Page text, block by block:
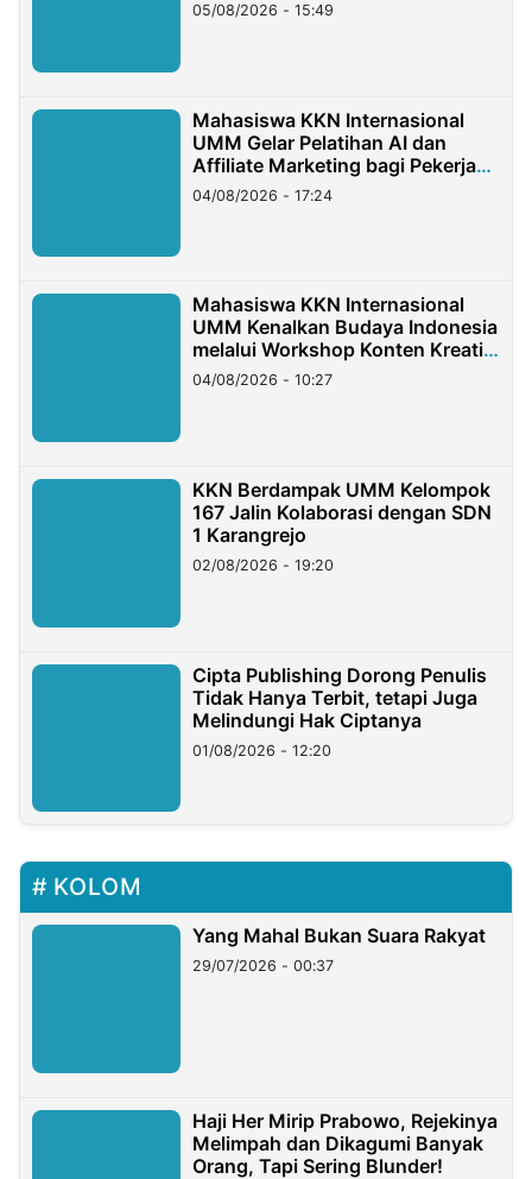
05/08/2026 - 15:49
Mahasiswa KKN Internasional
UMM Gelar Pelatihan AI dan
Affiliate Marketing bagi Pekerja
Migran Indonesia di Taiwan
04/08/2026 - 17:24
Mahasiswa KKN Internasional
UMM Kenalkan Budaya Indonesia
melalui Workshop Konten Kreatif
di Taiwan
04/08/2026 - 10:27
KKN Berdampak UMM Kelompok
167 Jalin Kolaborasi dengan SDN
1 Karangrejo
02/08/2026 - 19:20
Cipta Publishing Dorong Penulis
Tidak Hanya Terbit, tetapi Juga
Melindungi Hak Ciptanya
01/08/2026 - 12:20
KOLOM
Yang Mahal Bukan Suara Rakyat
29/07/2026 - 00:37
Haji Her Mirip Prabowo, Rejekinya
Melimpah dan Dikagumi Banyak
Orang, Tapi Sering Blunder!